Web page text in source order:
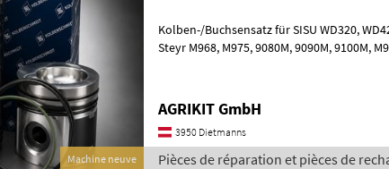
Machine neuve
Kolben-/Buchsensatz für SISU WD320, WD420 & WD620 | Passend für
Steyr M968, M975, 9080M, 9090M, 9100M, M9078, M9086, M9094, 9115,
AGRIKIT GmbH
3950 Dietmanns
Pièces de réparation et pièces de